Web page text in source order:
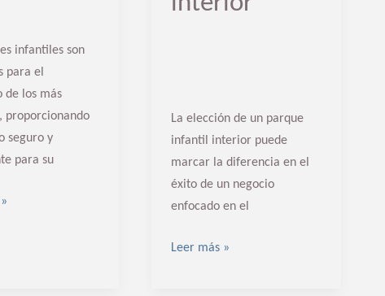
infantiles son
para el
de los más
proporcionando
seguro y
para su
La elección de un parque
infantil interior puede
marcar la diferencia en el
éxito de un negocio
enfocado en el
Leer más »